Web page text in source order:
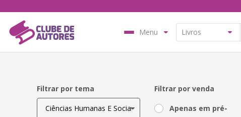
Menu
Filtrar por tema Filtrar por venda
Apenas em pré-